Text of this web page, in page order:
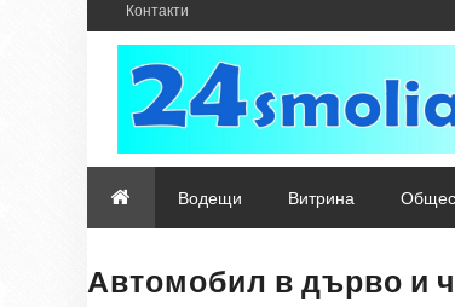
Контакти
Водещи Витрина
Автомобил в дърво и